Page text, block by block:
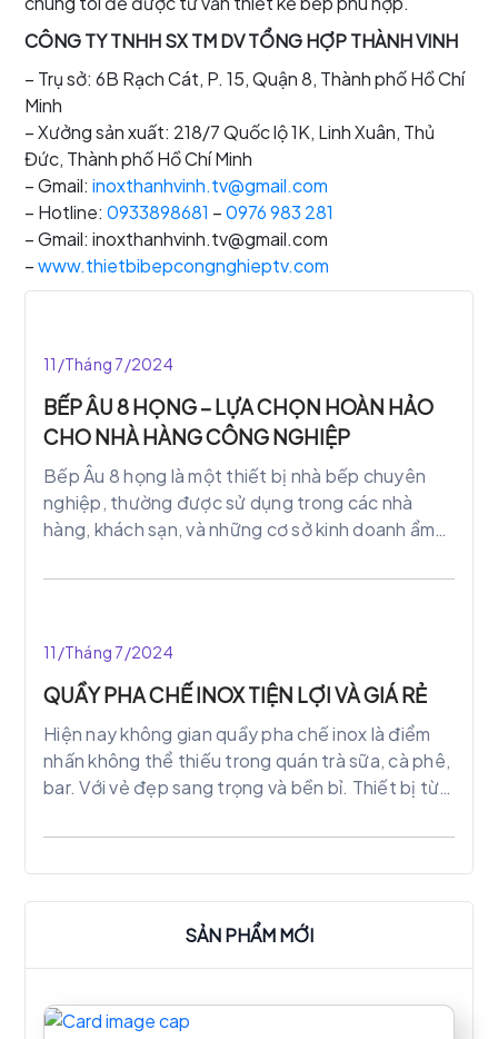
CÔNG TY TNHH SX TM DV TỔNG HỢP THÀNH VINH
– Trụ sở: 6B Rạch Cát, P. 15, Quận 8, Thành phố Hồ Chí
Minh
– Xưởng sản xuất: 218/7 Quốc lộ 1K, Linh Xuân, Thủ
Đức, Thành phố Hồ Chí Minh
– Gmail: inoxthanhvinh.tv@gmail.com
– Hotline: 0933898681 –0976 983 281
– Gmail: inoxthanhvinh.tv@gmail.com
–www.thietbibepcongnghieptv.com
11/Tháng 7/2024
BẾP ÂU 8 HỌNG – LỰA CHỌN HOÀN HẢO
CHO NHÀ HÀNG CÔNG NGHIỆP
Bếp Âu 8 họng là một thiết bị nhà bếp chuyên
nghiệp, thường được sử dụng trong các nhà
hàng, khách sạn, và những cơ sở kinh doanh ẩm
mạnh mẽ, bếp Âu 8 họng mang đến khả năng nấu
11/Tháng 7/2024
QUẦY PHA CHẾ INOX TIỆN LỢI VÀ GIÁ RẺ
Hiện nay không gian quầy pha chế inox là điểm
nhấn không thể thiếu trong quán trà sữa, cà phê,
bar. Với vẻ đẹp sang trọng và bền bỉ. Thiết bị từ
doanh nghiệp trong ngành ẩm thực.
SẢN PHẨM MỚI